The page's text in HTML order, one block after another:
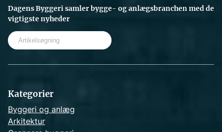
Dagens Byggeri samler bygge- og anlægsbranchen med de
vigtigste nyheder
Kategorier
Byggeri og anlæg
Arkitektur